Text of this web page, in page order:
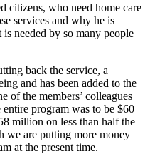
citizens, who need home care
services and why he is
is needed by so many people
back the service, a
and has been added to the
of the members’ colleagues
program was to be $60
million on less than half the
we are putting more money
at the present time.